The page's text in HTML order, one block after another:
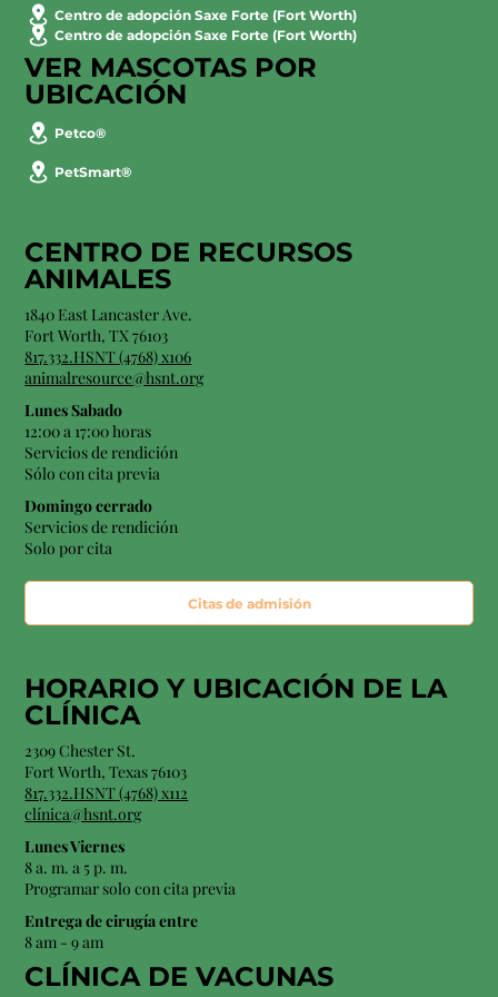
Centro de adopción Saxe Forte (Fort Worth)
Centro de adopción Saxe Forte (Fort Worth)
VER MASCOTAS POR
UBICACIÓN
Petco®
PetSmart®
CENTRO DE RECURSOS
ANIMALES
1840 East Lancaster Ave.
Fort Worth, TX 76103
817.332.HSNT (4768) x106
animalresource@hsnt.org
Lunes Sabado
12:00 a 17:00 horas
Servicios de rendición
Sólo con cita previa
Domingo cerrado
Servicios de rendición
Solo por cita
Citas de admisión
HORARIO Y UBICACIÓN DE LA
CLÍNICA
2309 Chester St.
Fort Worth, Texas 76103
817.332.HSNT (4768) x112
clínica@hsnt.org
Lunes Viernes
8 a. m. a 5 p. m.
Programar solo con cita previa
Entrega de cirugía entre
8 am - 9 am
CLÍNICA DE VACUNAS